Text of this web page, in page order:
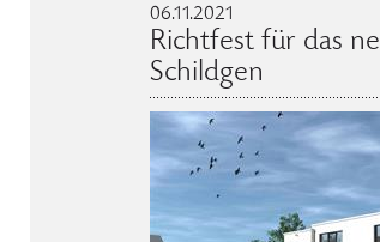
06.11.2021
Richtfest für das
Schildgen